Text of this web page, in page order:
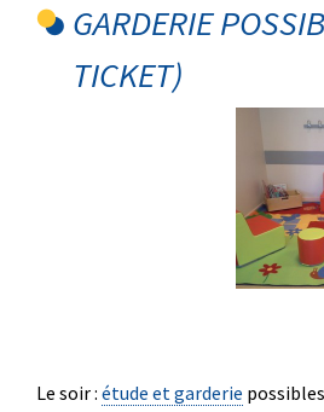
GARDERIE
TICKET)
Le soir : étude et garderie